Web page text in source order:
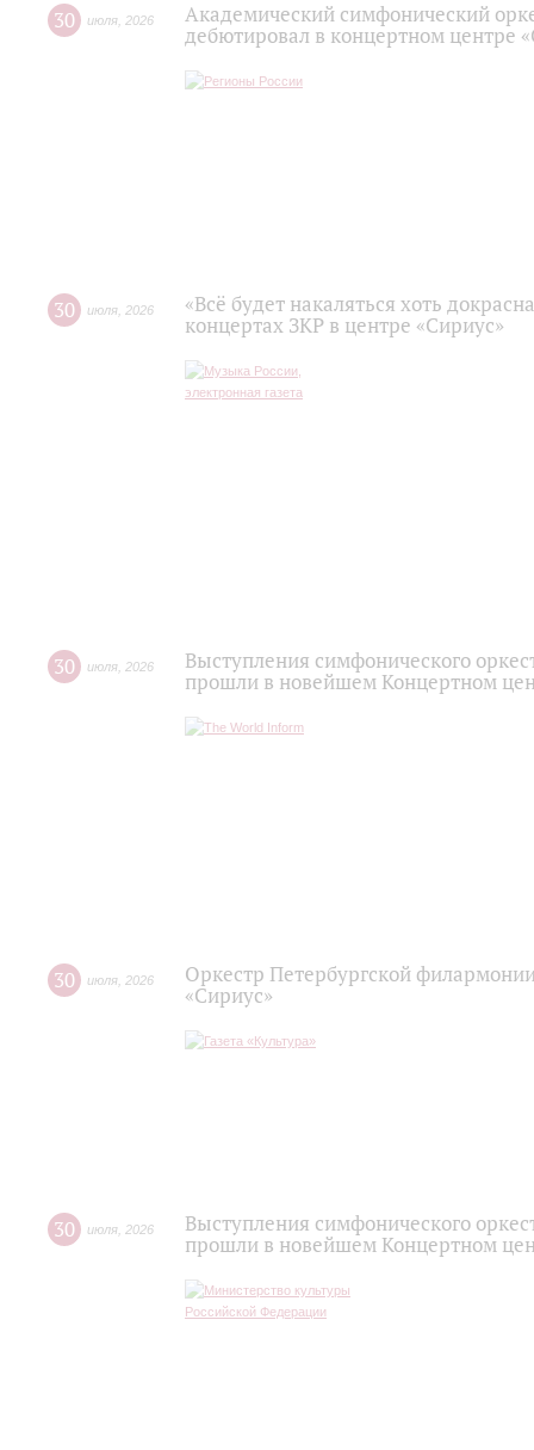
30 июля 2026
Академический симфонический
дебютировал в концертном центре
30 июля 2026
«Всё будет накаляться хоть
концертах ЗКР в центре «Сириус»
30 июля 2026
Выступления симфонического
прошли в новейшем Концертном
30 июля 2026
Оркестр Петербургской
«Сириус»
30 июля 2026
Выступления симфонического
прошли в новейшем Концертном